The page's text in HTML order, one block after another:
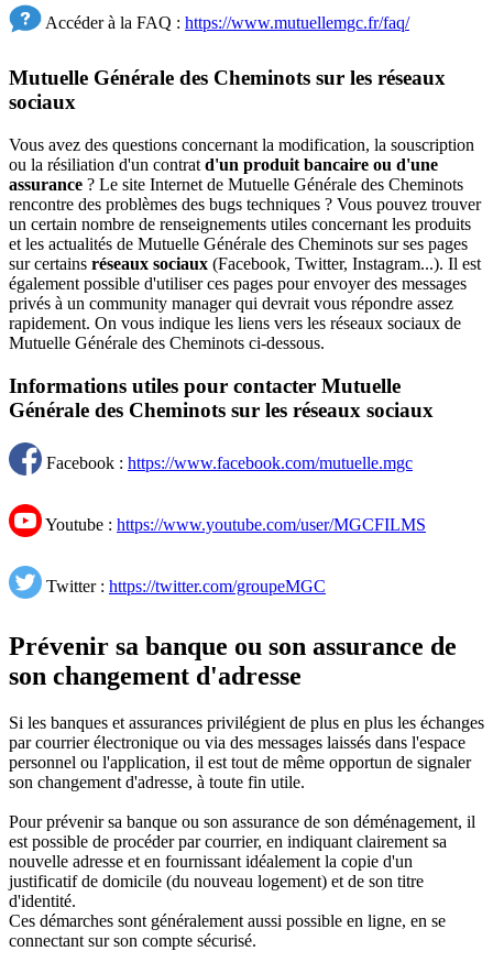
Accéder à la FAQ : https://www.mutuellemgc.fr/faq/
Mutuelle Générale des Cheminots sur les réseaux
sociaux
Vous avez des questions concernant la modification, la souscription
ou la résiliation d'un contrat d'un produit bancaire ou d'une
assurance ? Le site Internet de Mutuelle Générale des Cheminots
rencontre des problèmes des bugs techniques ? Vous pouvez trouver
un certain nombre de renseignements utiles concernant les produits
et les actualités de Mutuelle Générale des Cheminots sur ses pages
sur certains réseaux sociaux (Facebook, Twitter, Instagram...). Il est
également possible d'utiliser ces pages pour envoyer des messages
privés à un community manager qui devrait vous répondre assez
rapidement. On vous indique les liens vers les réseaux sociaux de
Mutuelle Générale des Cheminots ci-dessous.
Informations utiles pour contacter Mutuelle
Générale des Cheminots sur les réseaux sociaux
Facebook : https://www.facebook.com/mutuelle.mgc
Youtube : https://www.youtube.com/user/MGCFILMS
Twitter : https://twitter.com/groupeMGC
Prévenir sa banque ou son assurance de
son changement d'adresse
Si les banques et assurances privilégient de plus en plus les échanges
par courrier électronique ou via des messages laissés dans l'espace
personnel ou l'application, il est tout de même opportun de signaler
son changement d'adresse, à toute fin utile.
Pour prévenir sa banque ou son assurance de son déménagement, il
est possible de procéder par courrier, en indiquant clairement sa
nouvelle adresse et en fournissant idéalement la copie d'un
justificatif de domicile (du nouveau logement) et de son titre
d'identité.
Ces démarches sont généralement aussi possible en ligne, en se
connectant sur son compte sécurisé.